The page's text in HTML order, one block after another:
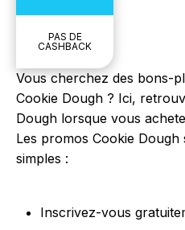
PAS DE
CASHBACK
Vous cherchez des bons-
Cookie Dough ? Ici,
Dough lorsque vous
Les promos Cookie
simples :
Inscrivez-vous